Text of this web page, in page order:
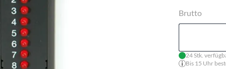
Brutto
24 Stk.
Bis 15 Uhr